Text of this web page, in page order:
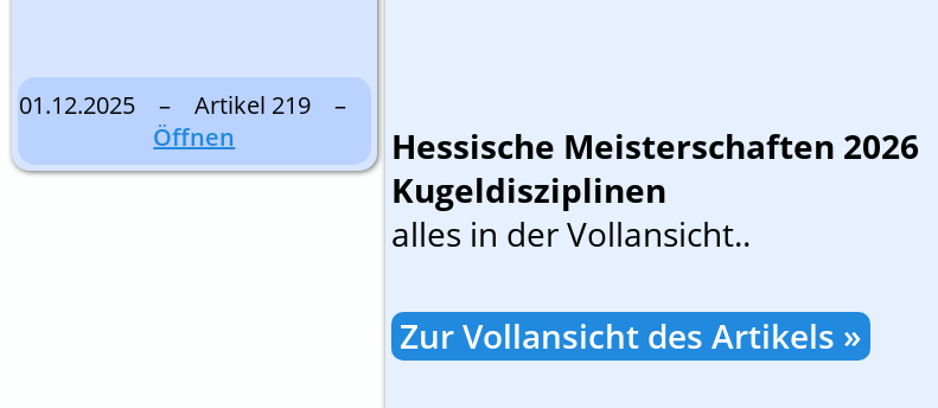
01.12.2025 – Artikel 219 –
Öffnen
Hessische Meisterschaften 2026
Kugeldisziplinen
alles in der Vollansicht..
Zur Vollansicht des Artikels »